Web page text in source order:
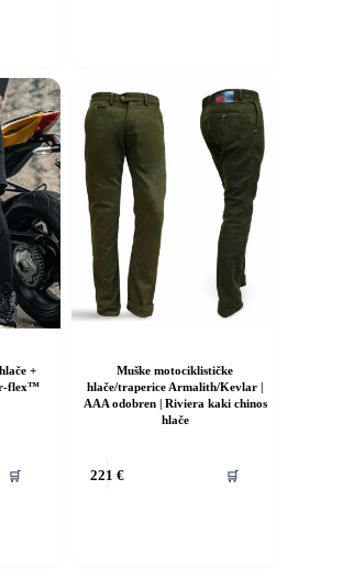
+
flex™
🛒
Muške motociklističke
hlače/traperice Armalith/Kevlar |
AAA odobren | Riviera kaki chinos
hlače
221 € 🛒
proizvod